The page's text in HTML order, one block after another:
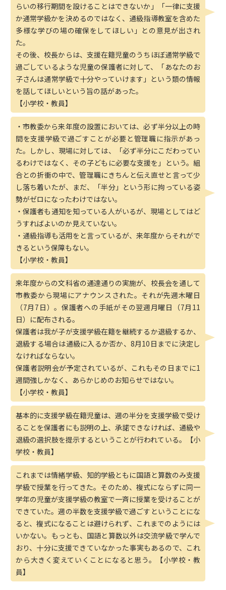
らいの移行期間を設けることはできないか」「一律に支援
か通常学級かを決めるのではなく、通級指導教室を含めた
多様な学びの場の確保をしてほしい」との意見が出され
た。
その後、校長からは、支援在籍児童のうちほぼ通常学級で
過ごしているような児童の保護者に対して、「あなたのお
子さんは通常学級で十分やっていけます」という類の情報
を話してほしいという旨の話があった。
【小学校・教員】
・市教委から来年度の設置においては、必ず半分以上の時
間を支援学級で過ごすことが必要と管理職に指示があっ
た。しかし、現場に対しては、「必ず半分にこだわってい
るわけではなく、その子どもに必要な支援を」という。組
合との折衝の中で、管理職にきちんと伝え直せと言って少
し落ち着いたが、まだ、「半分」という形に拘っている姿
勢がゼロになったわけではない。
・保護者も通知を知っている人がいるが、現場としてはど
うすればよいのか見えていない。
・通級指導も活用をと言っているが、来年度からそれがで
きるという保障もない。
【小学校・教員】
来年度からの文科省の通達通りの実施が、校長会を通して
市教委から現場にアナウンスされた。それが先週木曜日
（7月7日）。保護者への手紙がその翌週月曜日（7月11
日）に配布される。
保護者は我が子が支援学級在籍を継続するか退級するか、
退級する場合は通級に入るか否か、8月10日までに決定し
なければならない。
保護者説明会が予定されているが、これもその日までに1
週間強しかなく、あらかじめのお知らせではない。
【小学校・教員】
基本的に支援学級在籍児童は、週の半分を支援学級で受け
ることを保護者にも説明の上、承諾できなければ、通級や
退級の選択肢を提示するということが行われている。【小
学校・教員】
これまでは情緒学級、知的学級ともに国語と算数のみ支援
学級で授業を行ってきた。そのため、複式にならずに同一
学年の児童が支援学級の教室で一斉に授業を受けることが
できていた。週の半数を支援学級で過ごすということにな
ると、複式になることは避けられず、これまでのようには
いかない。もっとも、国語と算数以外は交流学級で学んで
おり、十分に支援できていなかった事実もあるので、これ
から大きく変えていくことになると思う。【小学校・教
員】